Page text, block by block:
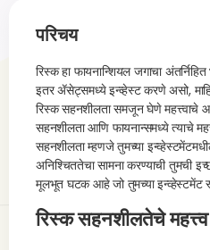
परिचय
रिस्क हा फायनान्शियल जगाचा
इतर ॲसेट्समध्ये इन्व्हेस्ट करणे असो,
रिस्क सहनशीलता समजून घेणे महत्त्वाचे
सहनशीलता आणि फायनान्समध्ये त्याचे
सहनशीलता म्हणजे तुमच्या
अनिश्चिततेचा सामना करण्याची तुमची
मूलभूत घटक आहे जो तुमच्या इन्व्हेस्टमेंट
रिस्क सहनशीलतेचे महत्त्व